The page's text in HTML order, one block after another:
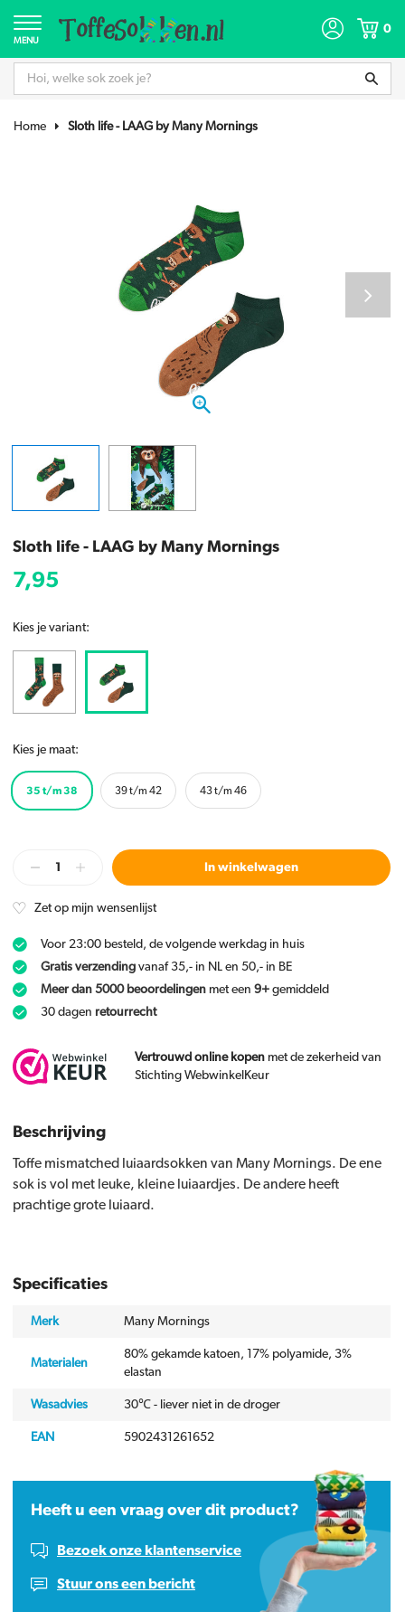
MENU
0
Home Sloth life - LAAG by Many Mornings
Sloth life - LAAG by Many Mornings
7,95
Kies je variant:
Kies je maat:
35 t/m 38 39 t/m 42 43 t/m 46
In winkelwagen
Zet op mijn wensenlijst
Voor 23:00 besteld, de volgende werkdag in huis
Gratis verzending vanaf 35,- in NL en 50,- in BE
Meer dan 5000 beoordelingen met een 9+ gemiddeld
30 dagen retourrecht
Vertrouwd online kopen met de zekerheid van
Stichting WebwinkelKeur
Beschrijving
Toffe mismatched luiaardsokken van Many Mornings. De ene
sok is vol met leuke, kleine luiaardjes. De andere heeft
prachtige grote luiaard.
Specificaties
Merk Many Mornings
Materialen
80% gekamde katoen, 17% polyamide, 3%
elastan
Wasadvies 30℃ - liever niet in de droger
EAN 5902431261652
Heeft u een vraag over dit product?
Bezoek onze klantenservice
Stuur ons een bericht